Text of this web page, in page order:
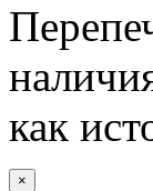
как
×